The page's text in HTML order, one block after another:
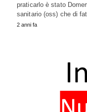
praticarlo è stato
sanitario (oss) che di
2 anni fa